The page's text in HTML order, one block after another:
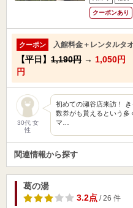
クーポンあり
クーポン 入館料金＋レンタルタ
【平日】 1,190円 → 1,050円
円
30代 女
性
初めての瀬谷店来訪！
数券がも貰えるという多
マ…
関連情報から探す
葛の湯
3.2点/ 26 件